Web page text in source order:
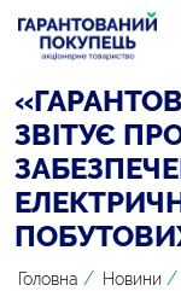
ЗВІТУЄ
Головна / Новини /